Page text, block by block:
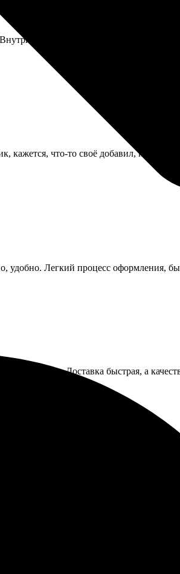
всё норм, печать качественная, но
кажется, что-то своё добавил, не
удобно. Легкий процесс оформления,
радует. Доставка быстрая, а
заказа прост и понятен. Я выбрала
печати порадовало, цвета